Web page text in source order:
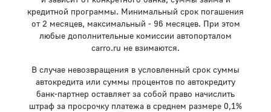
кредитной программы. Минимальный срок погашения
от 2 месяцев, максимальный - 96 месяцев. При этом
любые дополнительные комиссии автопорталом
carro.ru не взимаются.
В случае невозвращения в условленный срок суммы
автокредита или суммы процентов по автокредиту
банк-партнер оставляет за собой право начислить
штраф за просрочку платежа в среднем размере 0,1%